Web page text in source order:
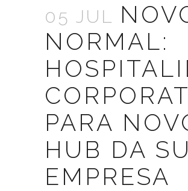
05 JUL
NORMAL:
PARA
HUB DA
EMPRESA